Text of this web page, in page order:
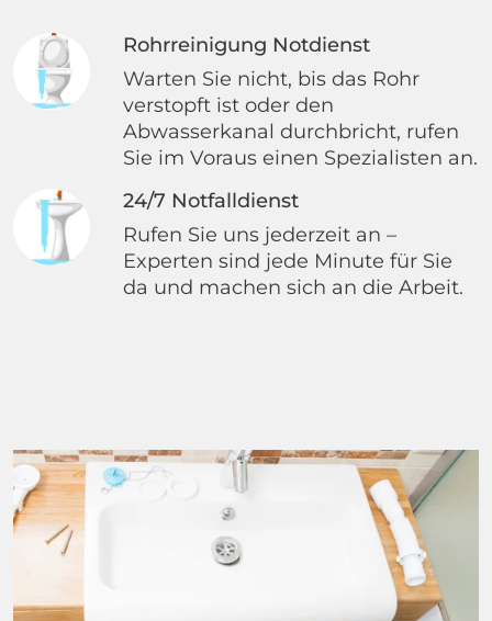
Rohrreinigung Notdienst
Warten Sie nicht, bis das Rohr
verstopft ist oder den
Abwasserkanal durchbricht, rufen
Sie im Voraus einen Spezialisten an.
24/7 Notfalldienst
Rufen Sie uns jederzeit an –
Experten sind jede Minute für Sie
da und machen sich an die Arbeit.